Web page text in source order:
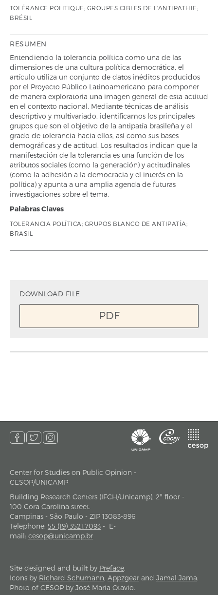
TOLÉRANCE POLITIQUE; GROUPES CIBLES DE L'ANTIPATHIE;
BRÉSIL
RESUMEN
Entendiendo la tolerancia política como una de las
dimensiones de una cultura política democrática, el
artículo utiliza un conjunto de datos inéditos producidos
por el Proyecto Público Latinoamericano para componer
de manera exploratoria una imagen general de esta actitud
en el contexto nacional. Mediante técnicas de análisis
descriptivo y multivariado, identificamos los principales
grupos que son el objetivo de la antipatía brasileña y el
grado de tolerancia hacia ellos, así como sus bases
demográficas y de actitud. Los resultados indican que la
manifestación de la tolerancia es una función de los
atributos sociales (como la generación) y actitudinales
(como la adhesión a la democracia y el interés en la
política) y apunta a una amplia agenda de futuras
investigaciones sobre el tema.
Palabras Claves
TOLERANCIA POLÍTICA; GRUPOS BLANCO DE ANTIPATÍA;
BRASIL
DOWNLOAD FILE
PDF
address
Center for Studies on Public Opinion -
CESOP/UNICAMP
Building Research Centers (IFCH/Unicamp), 2º floor -
100 Cora Carolina street.
Campinas - São Paulo - ZIP 13083-896
Telephone: 55 (19) 3521.7093 - E-
mail: cesop@unicamp.br
Site designed and built by Preface.
Icons by Richard Schumann, Appzgear and Jamal Jama.
Photo of CESOP by José Maria Otavio.